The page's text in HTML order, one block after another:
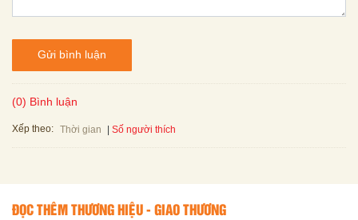
Gửi bình luận
(0) Bình luận
Xếp theo: Thời gian Số người thích
ĐỌC THÊM THƯƠNG HIỆU - GIAO THƯƠNG